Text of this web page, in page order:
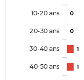
0
0
1
1
10-20 ans
20-30 ans
30-40 ans
40-50 ans